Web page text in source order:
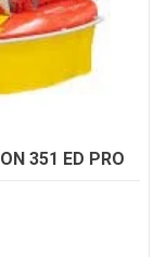
351 ED PRO